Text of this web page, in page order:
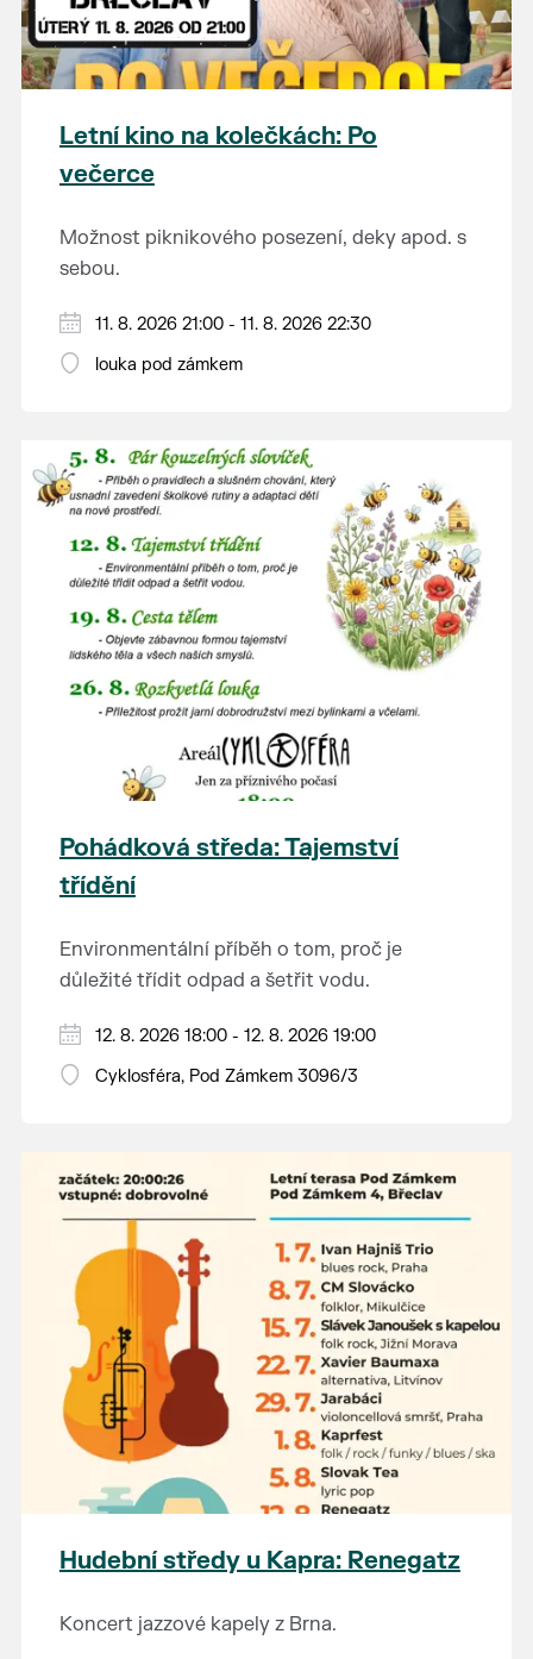
Letní kino na kolečkách: Po
večerce
Možnost piknikového posezení, deky apod. s
sebou.
V případě nepřízně počasí se promítání ruší.
Kino otevřeno hodinu před promítáním,
11. 8. 2026 21:00 - 11. 8. 2026 22:30
louka pod zámkem
Pohádková středa: Tajemství
třídění
Environmentální příběh o tom, proč je
důležité třídit odpad a šetřit vodu.
Hraje se jen za příznivého počasí.
Vstupné dobrovolné.
12. 8. 2026 18:00 - 12. 8. 2026 19:00
Cyklosféra, Pod Zámkem 3096/3
Hudební středy u Kapra: Renegatz
Koncert jazzové kapely z Brna.